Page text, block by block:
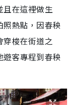
且在這裡做生
熱點，因春秧
穿梭在街道之
客專程到春秧